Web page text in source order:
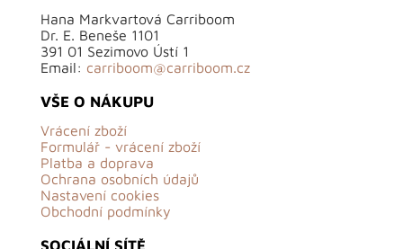
Hana Markvartová Carriboom
Dr. E. Beneše 1101
391 01 Sezimovo Ústí 1
Email: carriboom@carriboom.cz
VŠE O NÁKUPU
Vrácení zboží
Formulář - vrácení zboží
Platba a doprava
Ochrana osobních údajů
Nastavení cookies
Obchodní podmínky
SOCIÁLNÍ SÍTĚ